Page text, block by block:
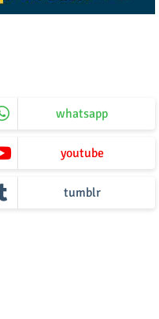
whatsapp
youtube
tumblr